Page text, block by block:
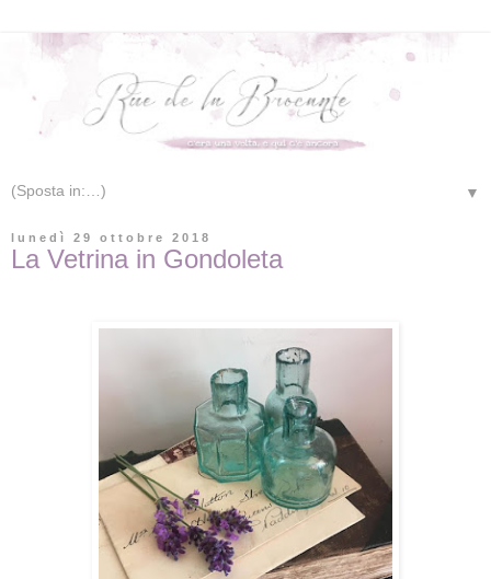
▼
lunedì 29 ottobre 2018
La Vetrina in Gondoleta